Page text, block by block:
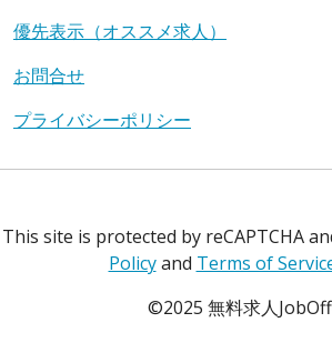
優先表示（オススメ求人）
お問合せ
プライバシーポリシー
This site is protected by reCAPTCHA
Policyand Terms of
©2025 無料求人